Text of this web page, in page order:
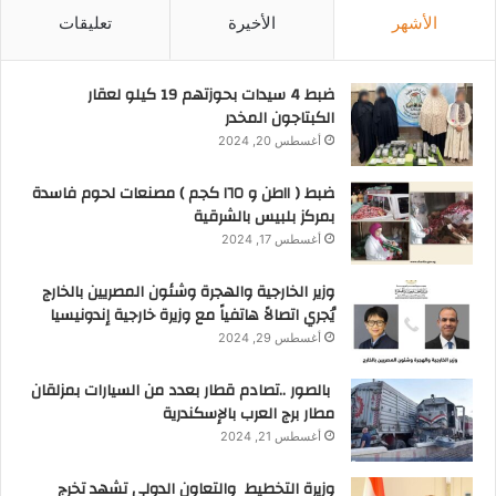
المشروعات بما يسهم فى تقليل الأعباء الدولارية
تنفيذ “مشروع مصنع إنتاج الميثانول بدمياط” كأحد
المشروعات التي تعمل على تعظيم القيمة المضافة
من مواردنا الطبيعية وتوفير منتجات ذات عائد اقتصادى
مميز.
كما أكد الملا أن الوزارة تعمل بإستمرار على إتاحة كافة
الدراسات والبيانات اللازمة لوزارة الموارد المائية
والرى ، بشأن الآبار ومصادر المياه والتي يتم رصدها
خلال أعمال المسح السيزمى الذى يقوم به قطاع
البترول ، مؤكدا العمل على توسيع نطاق التعاون في
هذا الشأن .
وقد وجه السادة الوزيران خلال الاجتماع لفريقى العمل
من الوزارتين بسرعة الإنتهاء من إعداد البروتوكول
المشترك بشأن الترخيص بإستخدامات موارد المياه
لمشروعى “مجمع إنتاج السولار بأسيوط” و “إنتاج
الأشهر الأخيرة تعليقات
ضبط 4 سيدات بحوزتهم 19 كيلو لعقار
الكبتاجون المخدر
أغسطس 20, 2024
ضبط ( ١١طن و ١٦٥ كجم ) مصنعات لحوم فاسدة
بمركز بلبيس بالشرقية
أغسطس 17, 2024
وزير الخارجية والهجرة وشئون المصريين بالخارج
يُجري اتصالاً هاتفياً مع وزيرة خارجية إندونيسيا
أغسطس 29, 2024
بالصور ..تصادم قطار بعدد من السيارات بمزلقان
مطار برج العرب بالإسكندرية
أغسطس 21, 2024
وزيرة التخطيط والتعاون الدولي تشهد تخرج